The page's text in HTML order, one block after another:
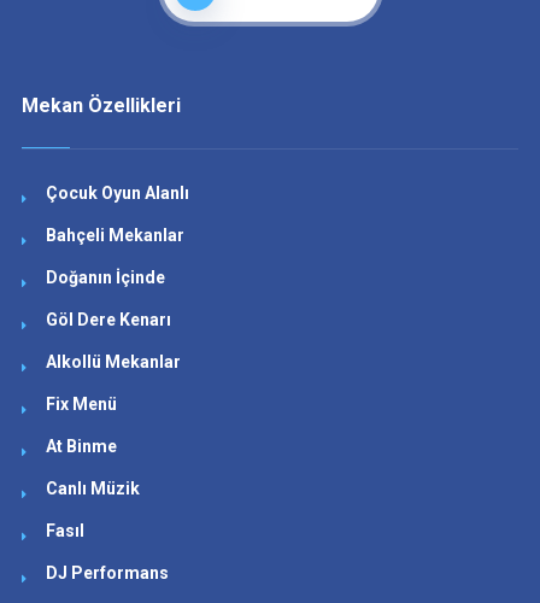
Mekan Özellikleri
Çocuk Oyun Alanlı
Bahçeli Mekanlar
Doğanın İçinde
Göl Dere Kenarı
Alkollü Mekanlar
Fix Menü
At Binme
Canlı Müzik
Fasıl
DJ Performans